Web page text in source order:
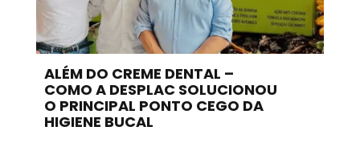
ALÉM DO CREME DENTAL –
COMO A DESPLAC SOLUCIONOU
O PRINCIPAL PONTO CEGO DA
HIGIENE BUCAL